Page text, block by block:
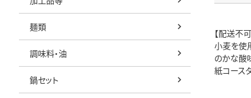
麺類
調味料・油
鍋セット
【配送不
小麦を使
のかな酸
紙コース